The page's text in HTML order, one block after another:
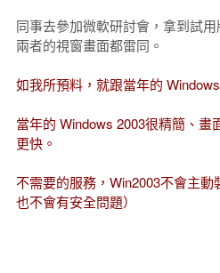
同事去參加微軟研討會，拿到試
兩者的視窗畫面都雷同。
如我所預料，就跟當年的
當年的 Windows 2003很精簡、畫
更快。
不需要的服務，Win2003不會主動
也不會有安全問題）